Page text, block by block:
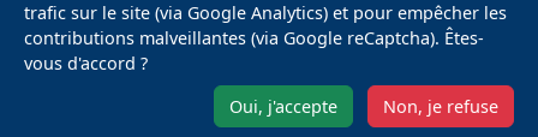
9 novembre
17 octobre
trafic sur le site (via Google Analytics) et pour empêcher les
contributions malveillantes (via Google reCaptcha). Êtes-
vous d'accord ?
Oui, j'accepte
Non, je refuse